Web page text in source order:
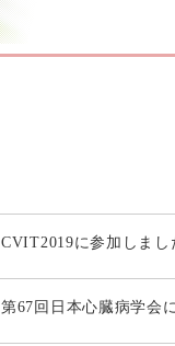
CVIT2019に参加しまし
第67回日本心臓病学会